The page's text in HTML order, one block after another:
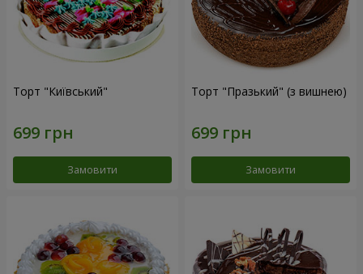
Торт "Київський"
Замовити
Торт "Празький" (з вишнею)
Замовити